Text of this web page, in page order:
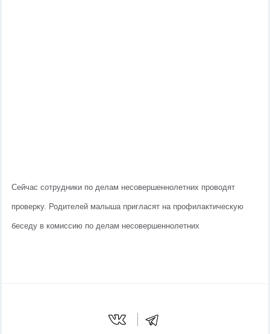
Сейчас сотрудники по делам несовершеннолетних проводят
проверку. Родителей малыша пригласят на профилактическую
беседу в комиссию по делам несовершеннолетних